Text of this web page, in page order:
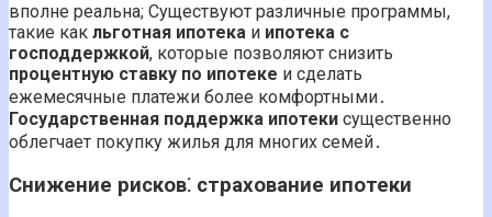
вполне реальна; Существуют различные программы,
такие как льготная ипотека и ипотека с
господдержкой, которые позволяют снизить
процентную ставку по ипотеке и сделать
ежемесячные платежи более комфортными․
Государственная поддержка ипотеки существенно
облегчает покупку жилья для многих семей․
Снижение рисков⁚ страхование ипотеки